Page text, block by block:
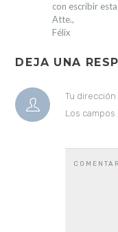
con escribir
Atte.,
Félix
DEJA UNA
Tu
Los